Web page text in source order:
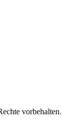
vorbehalten.